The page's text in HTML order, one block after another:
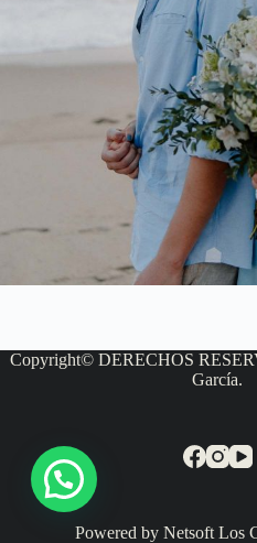
Copyright© DERECHOS
García.
Powered by Netsoft Los